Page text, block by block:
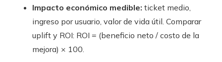
Impacto económico medible: ticket medio,
ingreso por usuario, valor de vida útil. Comparar
uplift y ROI: ROI = (beneficio neto / costo de la
mejora) × 100.